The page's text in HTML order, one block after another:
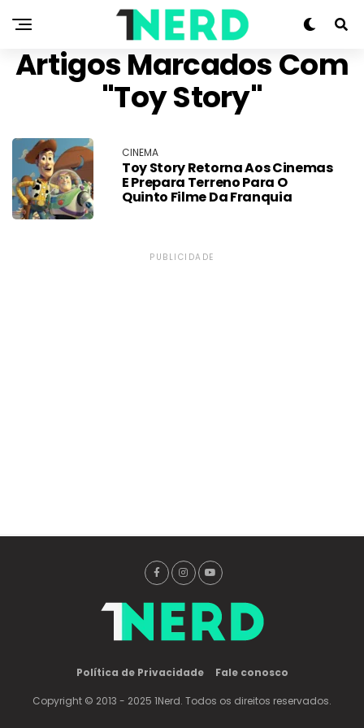
Artigos Marcados Com
"Toy Story"
CINEMA
Toy Story Retorna Aos Cinemas
E Prepara Terreno Para O
Quinto Filme Da Franquia
PUBLICIDADE
Política de Privacidade Fale conosco
Copyright © 2013 - 2025 1Nerd. Todos os direitos reservados.